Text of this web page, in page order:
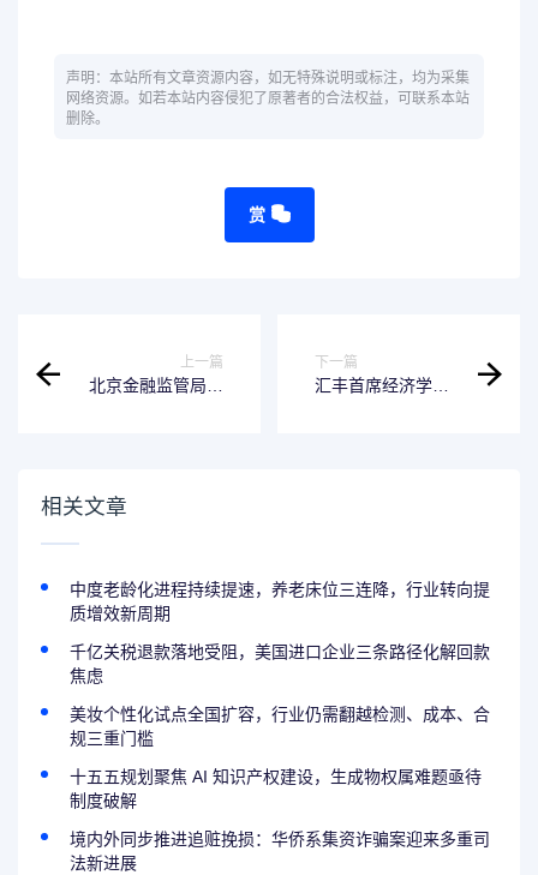
声明：本站所有文章资源内容，如无特殊说明或标注，均为采集
网络资源。如若本站内容侵犯了原著者的合法权益，可联系本站
删除。
赏
上一篇
北京金融监管局：
下一篇
汇丰首席经济学家
相关文章
中度老龄化进程持续提速，养老床位三连降，行业转向提
质增效新周期
千亿关税退款落地受阻，美国进口企业三条路径化解回款
焦虑
美妆个性化试点全国扩容，行业仍需翻越检测、成本、合
规三重门槛
十五五规划聚焦 AI 知识产权建设，生成物权属难题亟待
制度破解
境内外同步推进追赃挽损：华侨系集资诈骗案迎来多重司
法新进展